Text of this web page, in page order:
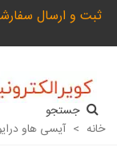
ثبت و ارسال
جستجو
خانه > آیسی هاو